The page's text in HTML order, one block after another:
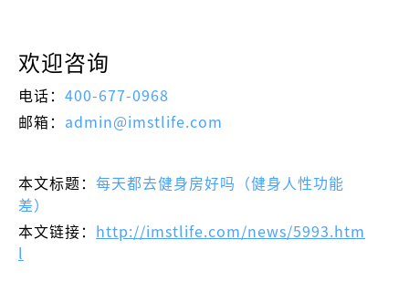
欢迎咨询
电话： 400-677-0968
邮箱： admin@imstlife.com
本文标题： 每天都去健身房好吗（健身人性功能
差）
本文链接：
http://imstlife.com/news/5993.htm